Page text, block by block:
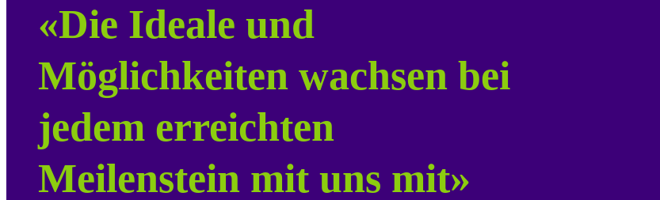
«Die Ideale und
Möglichkeiten wachsen bei
jedem erreichten
Meilenstein mit uns mit»